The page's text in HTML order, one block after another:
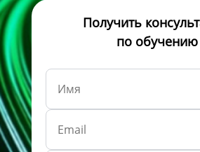
Получить
по обучению